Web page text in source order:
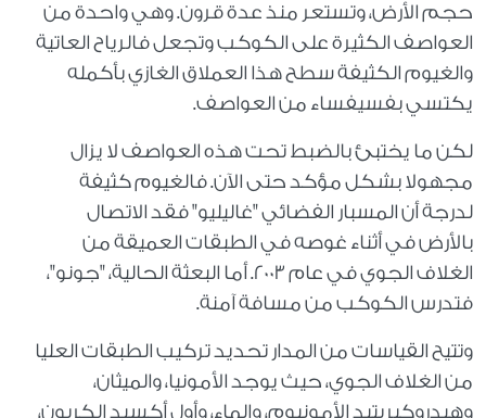
حجم الأرض، وتستعر منذ عدة قرون. وهي واحدة من
العواصف الكثيرة على الكوكب وتجعل فالرياح العاتية
والغيوم الكثيفة سطح هذا العملاق الغازي بأكمله
يكتسي بفسيفساء من العواصف.
لكن ما يختبئ بالضبط تحت هذه العواصف لا يزال
مجهولا بشكل مؤكد حتى الآن. فالغيوم كثيفة
لدرجة أن المسبار الفضائي "غاليليو" فقد الاتصال
بالأرض في أثناء غوصه في الطبقات العميقة من
الغلاف الجوي في عام 2003. أما البعثة الحالية، "جونو"،
فتدرس الكوكب من مسافة آمنة.
وتتيح القياسات من المدار تحديد تركيب الطبقات العليا
من الغلاف الجوي، حيث يوجد الأمونيا، والميثان،
وهيدروكبريتيد الأمونيوم، والماء، وأول أكسيد الكربون،